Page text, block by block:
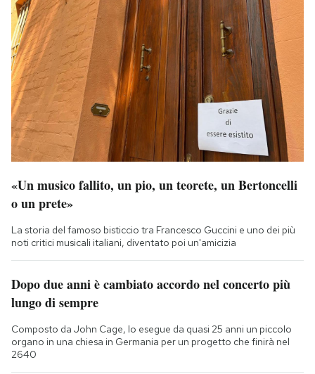
«Un musico fallito, un pio, un teorete, un Bertoncelli
o un prete»
La storia del famoso bisticcio tra Francesco Guccini e uno dei più
noti critici musicali italiani, diventato poi un'amicizia
Dopo due anni è cambiato accordo nel concerto più
lungo di sempre
Composto da John Cage, lo esegue da quasi 25 anni un piccolo
organo in una chiesa in Germania per un progetto che finirà nel
2640